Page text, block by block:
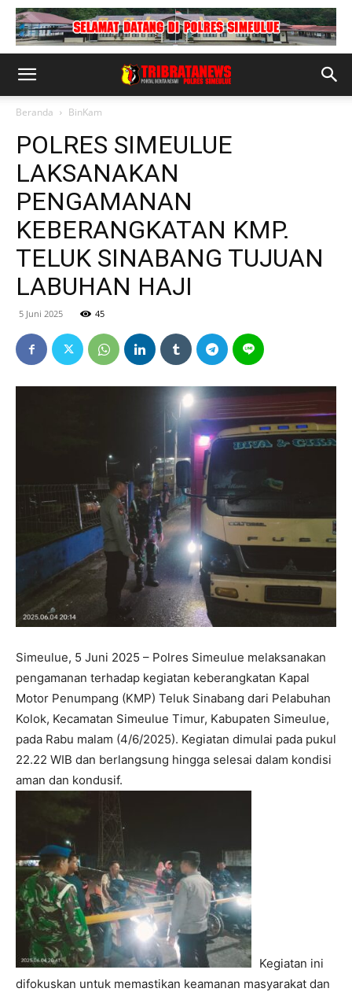
Beranda BinKam
POLRES SIMEULUE
LAKSANAKAN
PENGAMANAN
KEBERANGKATAN KMP.
TELUK SINABANG TUJUAN
LABUHAN HAJI
5 Juni 2025 45
Simeulue, 5 Juni 2025 – Polres Simeulue melaksanakan
pengamanan terhadap kegiatan keberangkatan Kapal
Motor Penumpang (KMP) Teluk Sinabang dari Pelabuhan
Kolok, Kecamatan Simeulue Timur, Kabupaten Simeulue,
pada Rabu malam (4/6/2025). Kegiatan dimulai pada pukul
22.22 WIB dan berlangsung hingga selesai dalam kondisi
aman dan kondusif.
Kegiatan ini
difokuskan untuk memastikan keamanan masyarakat dan